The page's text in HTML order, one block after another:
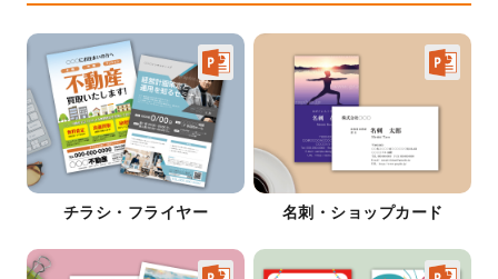
チラシ・フライヤー 名刺・ショップカード